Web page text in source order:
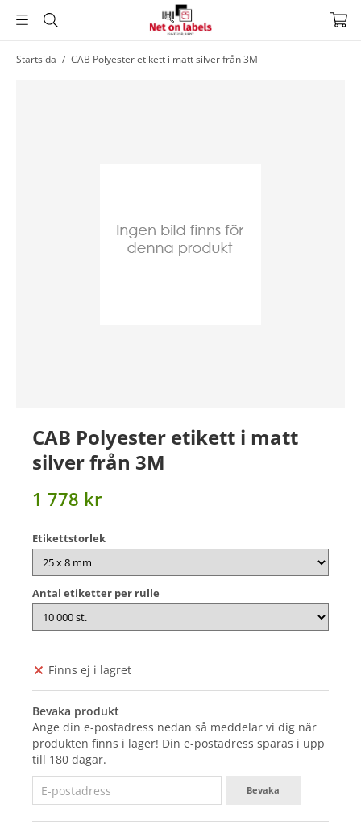
HoppaStartsida / CAB Polyester etikett i matt silver från 3M
CAB Polyester etikett i matt
silver från 3M
1 778 kr
Etikettstorlek
Antal etiketter per rulle
Finns ej i lagret
Bevaka produkt
Ange din e-postadress nedan så meddelar vi dig när
produkten finns i lager! Din e-postadress sparas i upp
till 180 dagar.
Bevaka